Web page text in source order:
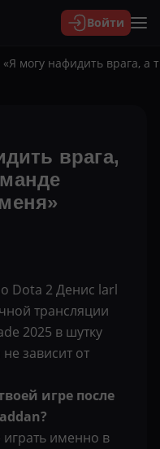
Войти
«Я могу нафидить врага,
врага,
Dota 2 Денис larl
трансляции
2025 в шутку
зависит от
игре после
именно в